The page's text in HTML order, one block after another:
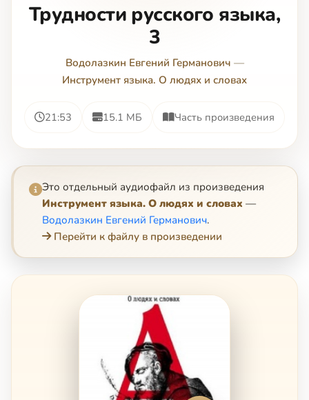
Трудности русского языка,
3
Водолазкин Евгений Германович —
Инструмент языка. О людях и словах
21:53 15.1 МБ Часть произведения
Это отдельный аудиофайл из произведения
Инструмент языка. О людях и словах —
Водолазкин Евгений Германович.
Перейти к файлу в произведении